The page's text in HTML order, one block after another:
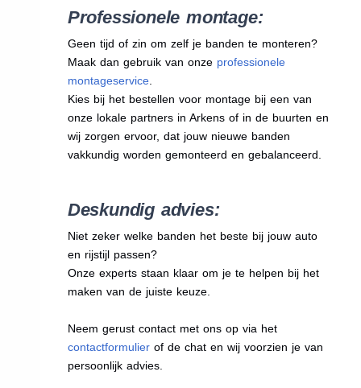
Professionele montage:
Geen tijd of zin om zelf je banden te monteren?
Maak dan gebruik van onze professionele
montageservice.
Kies bij het bestellen voor montage bij een van
onze lokale partners in Arkens of in de buurten en
wij zorgen ervoor, dat jouw nieuwe banden
vakkundig worden gemonteerd en gebalanceerd.
Deskundig advies:
Niet zeker welke banden het beste bij jouw auto
en rijstijl passen?
Onze experts staan klaar om je te helpen bij het
maken van de juiste keuze.
Neem gerust contact met ons op via het
contactformulierof de chat en wij voorzien je van
persoonlijk advies.